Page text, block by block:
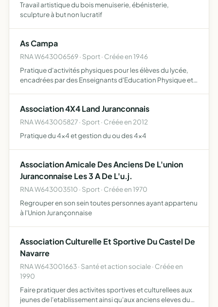
Travail artistique du bois menuiserie, ébénisterie,
sculpture à but non lucratif
As Campa
RNA W643006569 · Sport · Créée en 1946
Pratique d'activités physiques pour les élèves du lycée,
encadrées par des Enseignants d'Education Physique et
Association 4X4 Land Juranconnais
RNA W643005827 · Sport · Créée en 2012
Pratique du 4x4 et gestion du ou des 4x4
Association Amicale Des Anciens De L'union
Juranconnaise Les 3 A De L'u.j.
RNA W643003510 · Sport · Créée en 1970
Regrouper en son sein toutes personnes ayant appartenu
à l'Union Jurançonnaise
Association Culturelle Et Sportive Du Castel De
Navarre
RNA W643001663 · Santé et action sociale · Créée en
1990
Faire pratiquer des activites sportives et culturellees aux
jeunes de l'etablissement ainsi qu'aux anciens eleves du